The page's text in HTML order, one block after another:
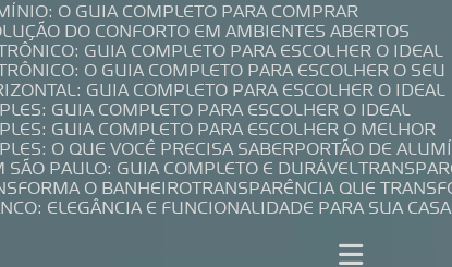
O GUIA COMPLETO PARA COMPRAR
DO CONFORTO EM AMBIENTES ABERTOS
GUIA COMPLETO PARA ESCOLHER O IDEAL
O GUIA COMPLETO PARA ESCOLHER O SEU
GUIA COMPLETO PARA ESCOLHER O IDEAL
GUIA COMPLETO PARA ESCOLHER O IDEAL
GUIA COMPLETO PARA ESCOLHER O MELHOR
O QUE VOCÊ PRECISA SABER PORTÃO DE
SÃO PAULO: GUIA COMPLETO E DURÁVEL
O BANHEIRO TRANSPARÊNCIA QUE
ELEGÂNCIA E FUNCIONALIDADE PARA SUA CASA